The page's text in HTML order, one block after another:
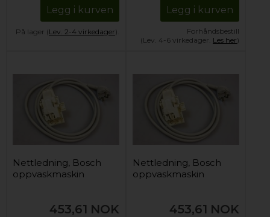
Legg i kurven
På lager (Lev. 2-4 virkedager).
Legg i kurven
Forhåndsbestill
(Lev. 4-6 virkedager. Les her)
Nettledning, Bosch
oppvaskmaskin
453,61 NOK
Nettledning, Bosch
oppvaskmaskin
453,61 NOK